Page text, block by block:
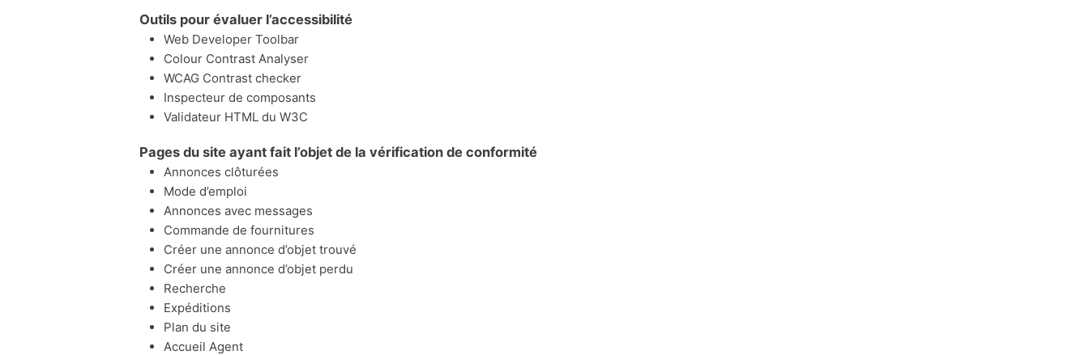
Outils pour évaluer l’accessibilité
Web Developer Toolbar
Colour Contrast Analyser
WCAG Contrast checker
Inspecteur de composants
Validateur HTML du W3C
Pages du site ayant fait l’objet de la vérification de conformité
Annonces clôturées
Mode d’emploi
Annonces avec messages
Commande de fournitures
Créer une annonce d’objet trouvé
Créer une annonce d’objet perdu
Recherche
Expéditions
Plan du site
Accueil Agent